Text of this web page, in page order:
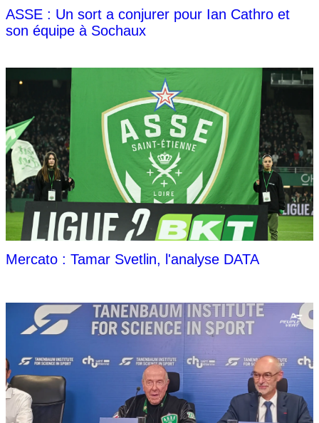
ASSE : Un sort a conjurer pour Ian Cathro et
son équipe à Sochaux
Mercato : Tamar Svetlin, l'analyse DATA